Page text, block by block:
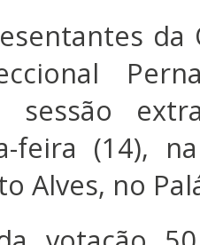
da
sessão
feira (14),
Alves, no